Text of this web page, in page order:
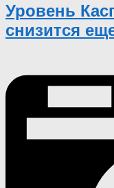
Уровень
снизится